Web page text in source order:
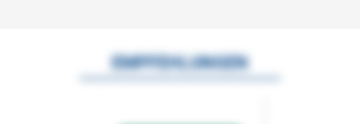
EMPFEHLUNGEN